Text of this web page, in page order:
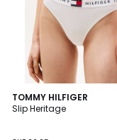
TOMMY HILFIGER
Slip Heritage
5
/
3
Colori